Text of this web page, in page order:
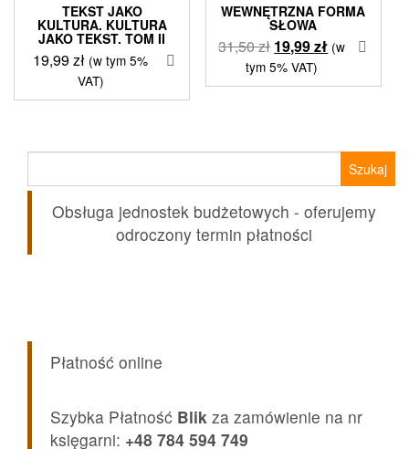
TEKST JAKO
KULTURA. KULTURA
JAKO TEKST. TOM II
19,99zł (w tym 5%
VAT)
WEWNĘTRZNA FORMA
SŁOWA
31,50zł Pierwotna
cena
wynosiła:
19,99złAktualna
wynosi:
(w
tym 5% VAT)
Obsługa jednostek budżetowych - oferujemy
odroczony termin płatności
Płatność online
Szybka Płatność Blik za zamówienie na nr
księgarni: +48 784 594 749